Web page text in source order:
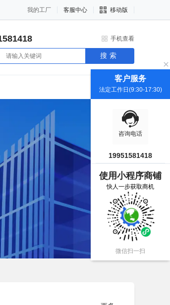
我的工厂 客服中心 移动版
手机查看
搜索
客户服务
法定工作日(9:30-17:30)
咨询电话
19951581418
使用小程序商铺
快人一步获取商机
微信扫一扫